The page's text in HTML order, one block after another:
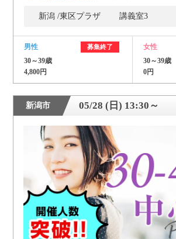
新潟 /東区プラザ 講義室3
男性 募集終了
30～39歳
4,800円
女性
30～39歳
0円
新潟市 05/28 (日) 13:30～